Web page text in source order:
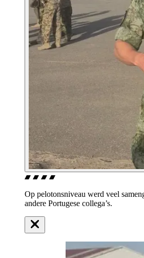
Op pelotonsniveau werd veel
andere Portugese collega’s.